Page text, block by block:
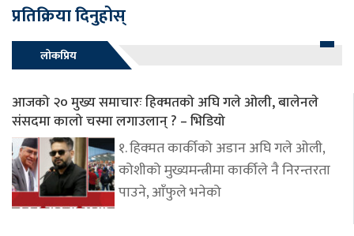
प्रतिक्रिया दिनुहोस्
लोकप्रिय
आजको २० मुख्य समाचारः हिक्मतको अघि गले ओली, बालेनले
संसदमा कालो चस्मा लगाउलान् ? – भिडियो
१. हिक्मत कार्कीको अडान अघि गले ओली,
कोशीको मुख्यमन्त्रीमा कार्कीले नै निरन्तरता
पाउने, आँफुले भनेको